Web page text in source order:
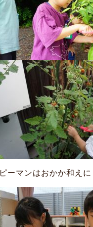
ピーマンはおかか和えに